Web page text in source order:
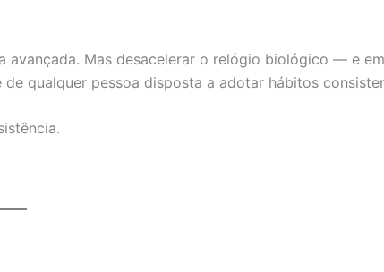
avançada. Mas desacelerar o relógio biológico — e
qualquer pessoa disposta a adotar hábitos